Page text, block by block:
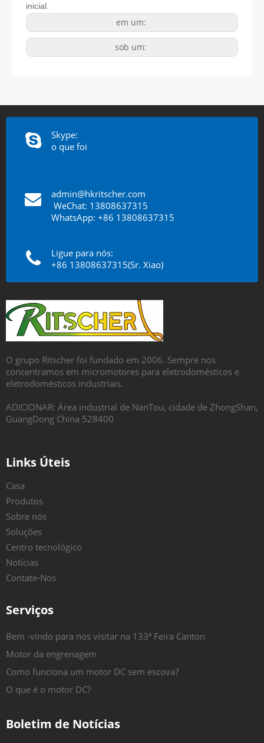
inicial.
em um:
sob um:
Skype:
o que foi
admin@hkritscher.com
WeChat: 13808637315
WhatsApp: +86 13808637315
Ligue para nós:
+86 13808637315(Sr. Xiao)
O grupo Ritscher foi fundado em 2006. Sempre nos
concentramos em micromotores para eletrodomésticos e
eletrodomésticos industriais.
ADICIONAR: Área industrial de NanTou, cidade de ZhongShan,
GuangDong China 528400
Links Úteis
Casa
Produtos
Sobre nós
Soluções
Centro tecnológico
Notícias
Contate-Nos
Serviços
Bem -vindo para nos visitar na 133ª Feira Canton
Motor da engrenagem
Como funciona um motor DC sem escova?
O que é o motor DC?
Boletim de Notícias